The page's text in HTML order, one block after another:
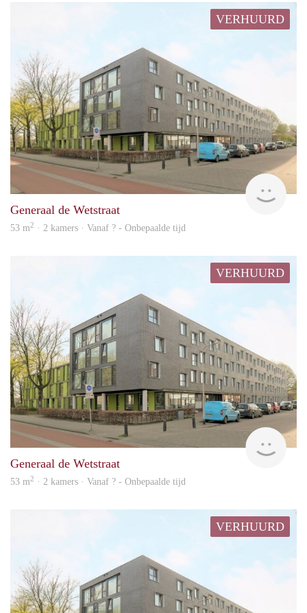
VERHUURD
rent
Generaal de Wetstraat
53 m2 · 2 kamers · Vanaf ? - Onbepaalde tijd
VERHUURD
Generaal de Wetstraat
53 m2 · 2 kamers · Vanaf ? - Onbepaalde tijd
VERHUURD